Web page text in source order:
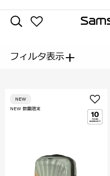
フィルタ表示+
NEW 数量限定
NEW